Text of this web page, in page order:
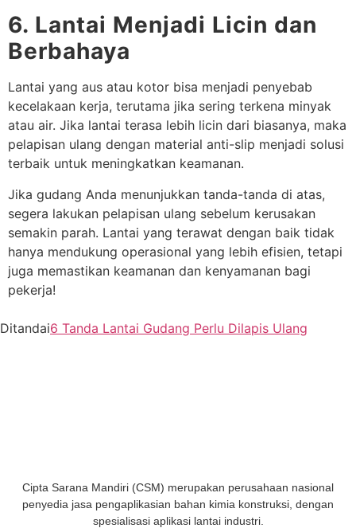
6. Lantai Menjadi Licin dan
Berbahaya
Lantai yang aus atau kotor bisa menjadi penyebab
kecelakaan kerja, terutama jika sering terkena minyak
atau air. Jika lantai terasa lebih licin dari biasanya, maka
pelapisan ulang dengan material anti-slip menjadi solusi
terbaik untuk meningkatkan keamanan.
Jika gudang Anda menunjukkan tanda-tanda di atas,
segera lakukan pelapisan ulang sebelum kerusakan
semakin parah. Lantai yang terawat dengan baik tidak
hanya mendukung operasional yang lebih efisien, tetapi
juga memastikan keamanan dan kenyamanan bagi
pekerja!
Ditandai6 Tanda Lantai Gudang Perlu Dilapis Ulang
Cipta Sarana Mandiri (CSM) merupakan perusahaan nasional
penyedia jasa pengaplikasian bahan kimia konstruksi, dengan
spesialisasi aplikasi lantai industri.